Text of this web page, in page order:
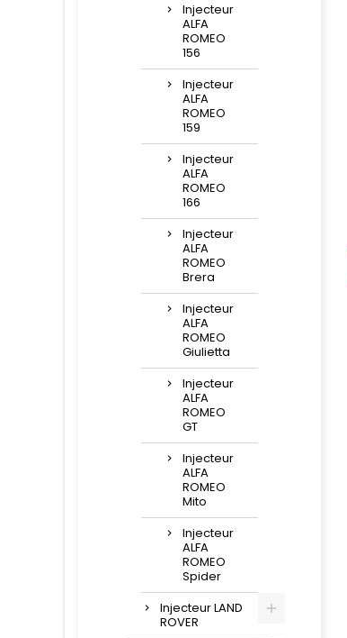
Injecteur
ALFA
ROMEO
156
Injecteur
ALFA
ROMEO
159
Injecteur
ALFA
ROMEO
166
Injecteur
ALFA
ROMEO
Brera
Injecteur
ALFA
ROMEO
Giulietta
Injecteur
ALFA
ROMEO
GT
Injecteur
ALFA
ROMEO
Mito
Injecteur
ALFA
ROMEO
Spider
Injecteur LAND
ROVER